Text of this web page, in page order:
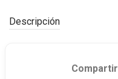
Descripción